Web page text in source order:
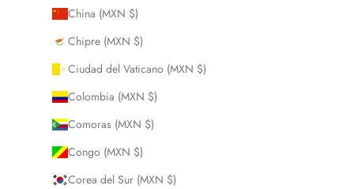
China (MXN $)
Chipre (MXN $)
Ciudad del Vaticano (MXN $)
Colombia (MXN $)
Comoras (MXN $)
Congo (MXN $)
Corea del Sur (MXN $)